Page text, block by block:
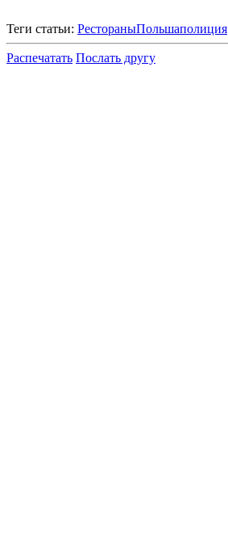
Теги статьи: РестораныПольшаполиция
Распечатать Послать другу